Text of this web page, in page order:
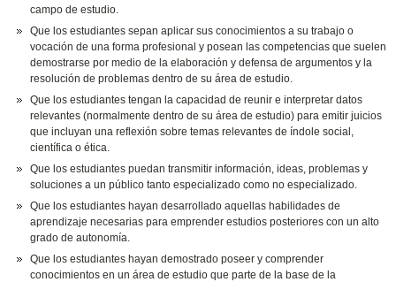
campo de estudio.
Que los estudiantes sepan aplicar sus conocimientos a su trabajo o
vocación de una forma profesional y posean las competencias que suelen
demostrarse por medio de la elaboración y defensa de argumentos y la
resolución de problemas dentro de su área de estudio.
Que los estudiantes tengan la capacidad de reunir e interpretar datos
relevantes (normalmente dentro de su área de estudio) para emitir juicios
que incluyan una reflexión sobre temas relevantes de índole social,
científica o ética.
Que los estudiantes puedan transmitir información, ideas, problemas y
soluciones a un público tanto especializado como no especializado.
Que los estudiantes hayan desarrollado aquellas habilidades de
aprendizaje necesarias para emprender estudios posteriores con un alto
grado de autonomía.
Que los estudiantes hayan demostrado poseer y comprender
conocimientos en un área de estudio que parte de la base de la